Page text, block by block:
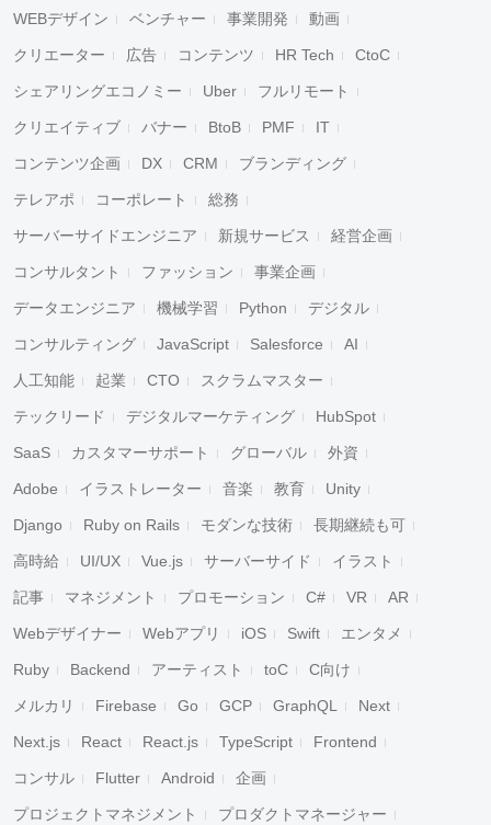
WEBデザイン ベンチャー 事業開発 動画
クリエーター 広告 コンテンツ HR Tech CtoC
シェアリングエコノミー Uber フルリモート
クリエイティブ バナー BtoB PMF IT
コンテンツ企画 DX CRM ブランディング
テレアポ コーポレート 総務
サーバーサイドエンジニア 新規サービス 経営企画
コンサルタント ファッション 事業企画
データエンジニア 機械学習 Python デジタル
コンサルティング JavaScript Salesforce AI
人工知能 起業 CTO スクラムマスター
テックリード デジタルマーケティング HubSpot
SaaS カスタマーサポート グローバル 外資
Adobe イラストレーター 音楽 教育 Unity
Django Ruby on Rails モダンな技術 長期継続も可
高時給 UI/UX Vue.js サーバーサイド イラスト
記事 マネジメント プロモーション C# VR AR
Webデザイナー Webアプリ iOS Swift エンタメ
Ruby Backend アーティスト toC C向け
メルカリ Firebase Go GCP GraphQL Next
Next.js React React.js TypeScript Frontend
コンサル Flutter Android 企画
プロジェクトマネジメント プロダクトマネージャー